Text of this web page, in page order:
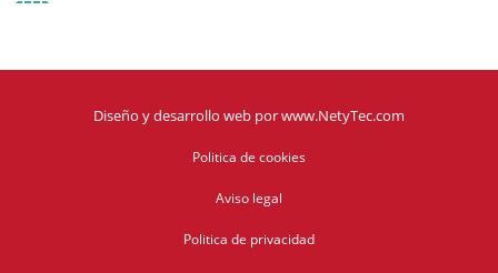
Diseño y desarrollo web porwww.NetyTec.com
Politica de cookies
Aviso legal
Politica de privacidad